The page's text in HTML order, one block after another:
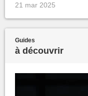
21 mar 2025
Guides
à découvrir